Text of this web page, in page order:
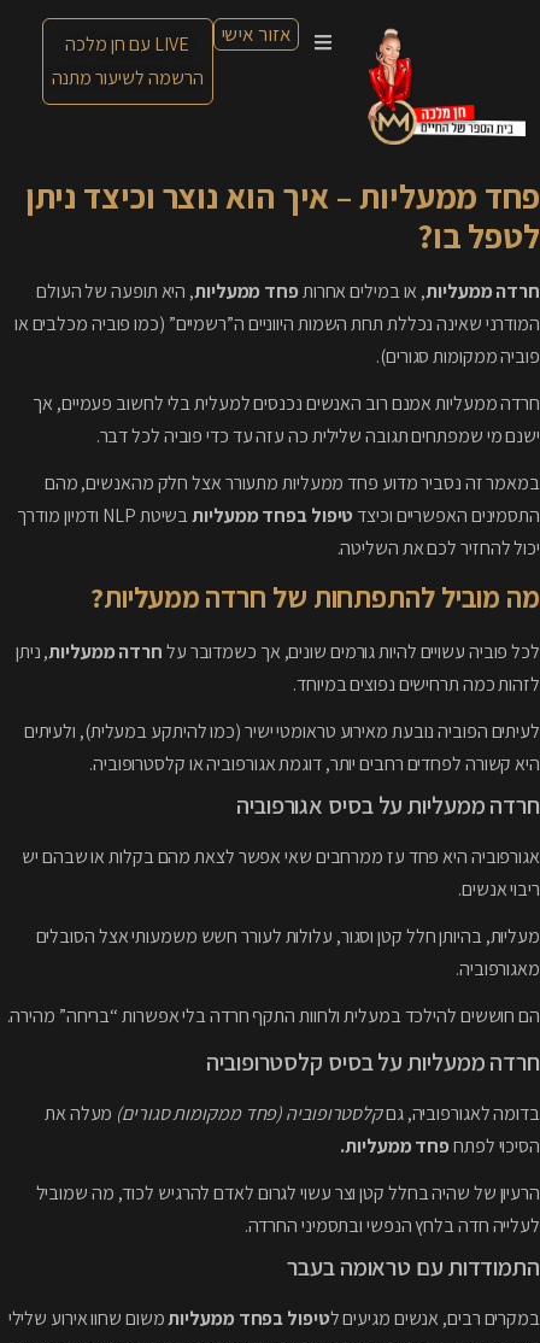
אזור אישי
LIVE עם חן מלכה
הרשמה לשיעור מתנה
פחד ממעליות – איך הוא נוצר וכיצד ניתן
לטפל בו?
חרדה ממעליות, או במילים אחרותפחד ממעליות, היא תופעה של העולם
המודרני שאינה נכללת תחת השמות היווניים ה”רשמיים” (כמו פוביה מכלבים או
פוביה ממקומות סגורים).
חרדה ממעליות אמנם רוב האנשים נכנסים למעלית בלי לחשוב פעמיים, אך
ישנם מי שמפתחים תגובה שלילית כה עזה עד כדי פוביה לכל דבר.
במאמר זה נסביר מדוע פחד ממעליות מתעורר אצל חלק מהאנשים, מהם
התסמינים האפשריים וכיצדטיפול בפחד ממעליות
בשיטת NLP ודמיון מודרך
יכול להחזיר לכם את השליטה.
מה מוביל להתפתחות של חרדה ממעליות?
לכל פוביה עשויים להיות גורמים שונים, אך כשמדובר עלחרדה ממעליות, ניתן
לזהות כמה תרחישים נפוצים במיוחד.
לעיתים הפוביה נובעת מאירוע טראומטי ישיר (כמו להיתקע במעלית), ולעיתים
היא קשורה לפחדים רחבים יותר, דוגמת אגורפוביה או קלסטרופוביה.
חרדה ממעליות על בסיס אגורפוביה
אגורפוביה היא פחד עז ממרחבים שאי אפשר לצאת מהם בקלות או שבהם יש
ריבוי אנשים.
מעליות, בהיותן חלל קטן וסגור, עלולות לעורר חשש משמעותי אצל הסובלים
מאגורפוביה.
הם חוששים להילכד במעלית ולחוות התקף חרדה בלי אפשרות “בריחה” מהירה.
חרדה ממעליות על בסיס קלסטרופוביה
בדומה לאגורפוביה, גםקלסטרופוביה (פחד ממקומות סגורים) מעלה את
הסיכוי לפתחפחד ממעליות.
הרעיון של שהיה בחלל קטן וצר עשוי לגרום לאדם להרגיש לכוד, מה שמוביל
לעלייה חדה בלחץ הנפשי ובתסמיני החרדה.
התמודדות עם טראומה בעבר
במקרים רבים, אנשים מגיעים לטיפול בפחד ממעליותמשום שחוו אירוע שלילי